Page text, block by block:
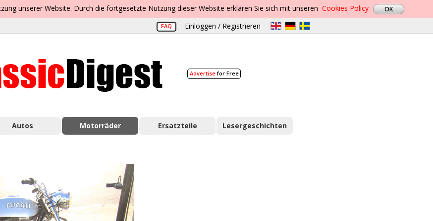
unserer Website. Durch die fortgesetzte Nutzung dieser Website erklären Sie sich mit unseren Cookies Policy
FAQ Einloggen / Registrieren
Advertisefor Free
Autos Motorräder Ersatzteile Lesergeschichten